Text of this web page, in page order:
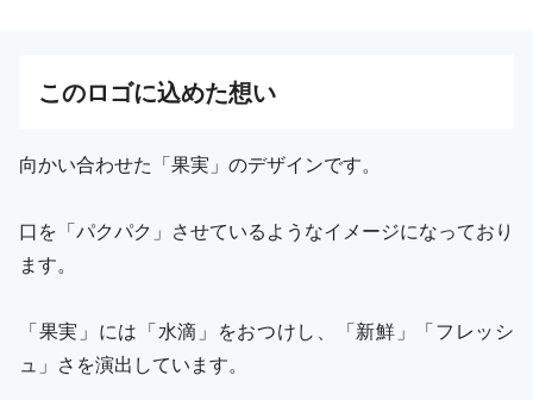
このロゴに込めた想い
向かい合わせた「果実」のデザインです。
口を「パクパク」させているようなイメージになっており
ます。
「果実」には「水滴」をおつけし、「新鮮」「フレッシ
ュ」さを演出しています。